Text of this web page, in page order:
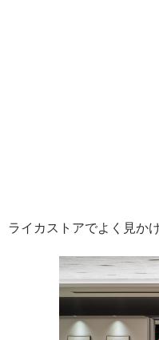
ライカストアでよく見か